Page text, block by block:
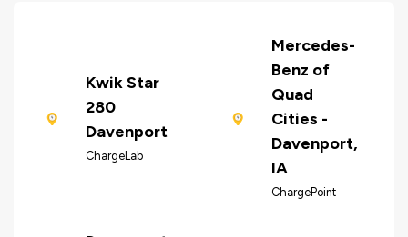
Kwik Star
280
Davenport
ChargeLab
Mercedes-
Benz of
Quad
Cities -
Davenport,
IA
ChargePoint